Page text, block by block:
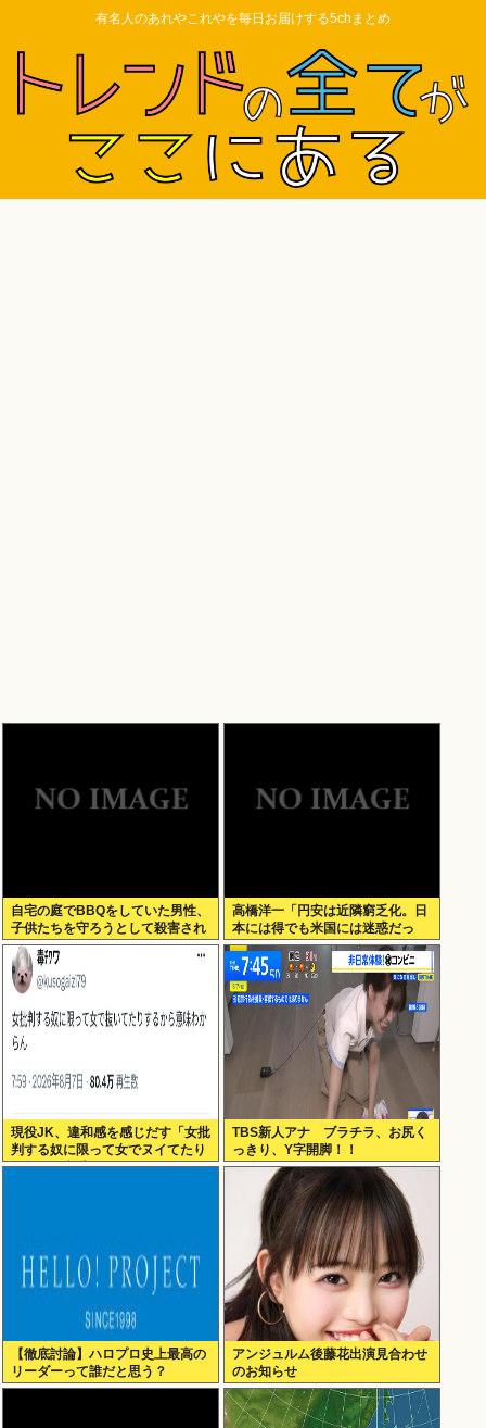
有名人のあれやこれやを毎日お届けする5chまとめ
自宅の庭でBBQをしていた男性、
子供たちを守ろうとして殺害され
てしまう
高橋洋一「円安は近隣窮乏化。日
本には得でも米国には迷惑だっ
た」
現役JK、違和感を感じだす「女批
判する奴に限って女でヌイてたり
するから意味わからなくなってき
TBS新人アナ ブラチラ、お尻く
っきり、Y字開脚！！
【徹底討論】ハロプロ史上最高の
リーダーって誰だと思う？
アンジュルム後藤花出演見合わせ
のお知らせ